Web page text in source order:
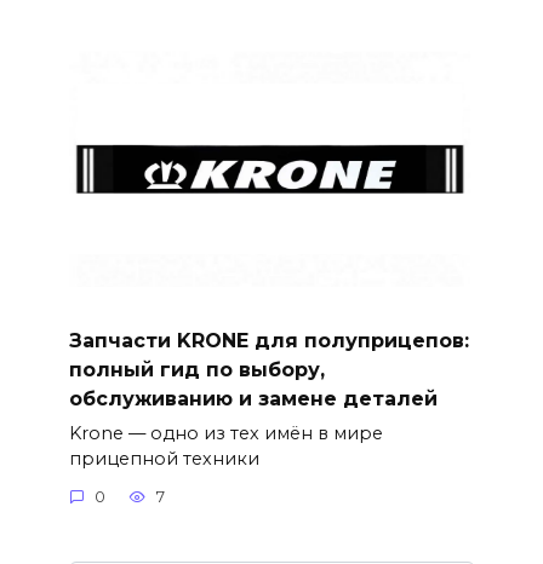
Запчасти KRONE для полуприцепов:
полный гид по выбору,
обслуживанию и замене деталей
Krone — одно из тех имён в мире
прицепной техники
0 7